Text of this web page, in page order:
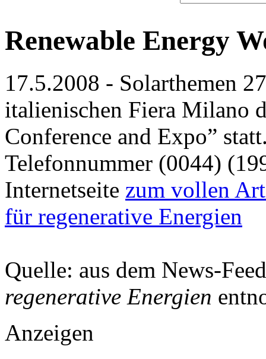
Renewable Energy
17.5.2008 - Solarthemen
italienischen Fiera Milano
Conference and Expo”
Telefonnummer (0044)
Internetseite zum vollen
für regenerative Energien
Quelle: aus dem News-
regenerative Energien
Anzeigen